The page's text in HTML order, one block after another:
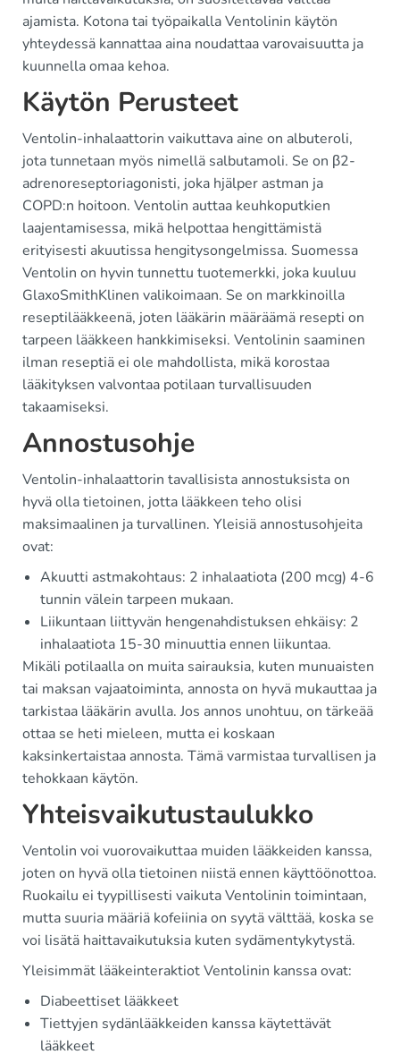
ajamista. Kotona tai työpaikalla Ventolinin käytön
yhteydessä kannattaa aina noudattaa varovaisuutta ja
kuunnella omaa kehoa.
Käytön Perusteet
Ventolin-inhalaattorin vaikuttava aine on albuteroli,
jota tunnetaan myös nimellä salbutamoli. Se on β2-
adrenoreseptoriagonisti, joka hjälper astman ja
COPD:n hoitoon. Ventolin auttaa keuhkoputkien
laajentamisessa, mikä helpottaa hengittämistä
erityisesti akuutissa hengitysongelmissa. Suomessa
Ventolin on hyvin tunnettu tuotemerkki, joka kuuluu
GlaxoSmithKlinen valikoimaan. Se on markkinoilla
reseptilääkkeenä, joten lääkärin määräämä resepti on
tarpeen lääkkeen hankkimiseksi. Ventolinin saaminen
ilman reseptiä ei ole mahdollista, mikä korostaa
lääkityksen valvontaa potilaan turvallisuuden
takaamiseksi.
Annostusohje
Ventolin-inhalaattorin tavallisista annostuksista on
hyvä olla tietoinen, jotta lääkkeen teho olisi
maksimaalinen ja turvallinen. Yleisiä annostusohjeita
ovat:
Akuutti astmakohtaus: 2 inhalaatiota (200 mcg) 4-6
tunnin välein tarpeen mukaan.
Liikuntaan liittyvän hengenahdistuksen ehkäisy: 2
inhalaatiota 15-30 minuuttia ennen liikuntaa.
Mikäli potilaalla on muita sairauksia, kuten munuaisten
tai maksan vajaatoiminta, annosta on hyvä mukauttaa ja
tarkistaa lääkärin avulla. Jos annos unohtuu, on tärkeää
ottaa se heti mieleen, mutta ei koskaan
kaksinkertaistaa annosta. Tämä varmistaa turvallisen ja
tehokkaan käytön.
Yhteisvaikutustaulukko
Ventolin voi vuorovaikuttaa muiden lääkkeiden kanssa,
joten on hyvä olla tietoinen niistä ennen käyttöönottoa.
Ruokailu ei tyypillisesti vaikuta Ventolinin toimintaan,
mutta suuria määriä kofeiinia on syytä välttää, koska se
voi lisätä haittavaikutuksia kuten sydämentykytystä.
Yleisimmät lääkeinteraktiot Ventolinin kanssa ovat:
Diabeettiset lääkkeet
Tiettyjen sydänlääkkeiden kanssa käytettävät
lääkkeet